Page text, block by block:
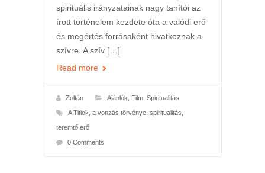
spirituális irányzatainak nagy tanítói az
írott történelem kezdete óta a valódi erő
és megértés forrásaként hivatkoznak a
szívre. A szív […]
Read more
Zoltán Ajánlók Film, Spiritualitás
A Titiok a vonzás törvénye, spiritualitás
teremtő erő
0 Comments